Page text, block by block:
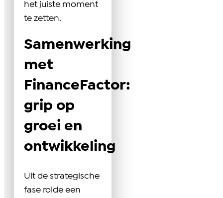
het juiste moment
te zetten.
Samenwerking
met
FinanceFactor:
grip op
groei en
ontwikkeling
Uit de strategische
fase rolde een